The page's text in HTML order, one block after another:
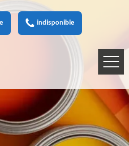
indisponible